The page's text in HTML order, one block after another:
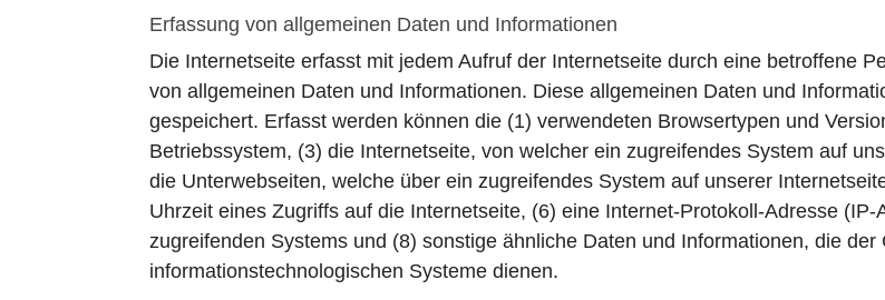
Erfassung von allgemeinen Daten und Informationen
Die Internetseite erfasst mit jedem Aufruf der Internetseite durch eine betroffene
von allgemeinen Daten und Informationen. Diese allgemeinen Daten und
gespeichert. Erfasst werden können die (1) verwendeten Browsertypen und
Betriebssystem, (3) die Internetseite, von welcher ein zugreifendes System auf
die Unterwebseiten, welche über ein zugreifendes System auf unserer
Uhrzeit eines Zugriffs auf die Internetseite, (6) eine Internet-Protokoll-Adresse
zugreifenden Systems und (8) sonstige ähnliche Daten und Informationen, die
informationstechnologischen Systeme dienen.